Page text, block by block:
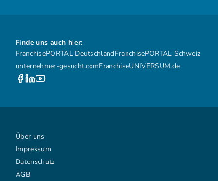
Finde uns auch hier:
FranchisePORTAL DeutschlandFranchisePORTAL Schweiz
unternehmer-gesucht.comFranchiseUNIVERSUM.de
Über uns
Impressum
Datenschutz
AGB